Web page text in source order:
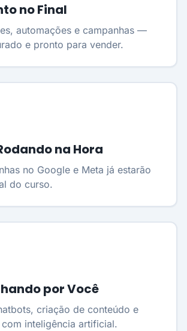
no Final
automações e campanhas —
e pronto para vender.
na Hora
no Google e Meta já estarão
do curso.
por Você
criação de conteúdo e
inteligência artificial.